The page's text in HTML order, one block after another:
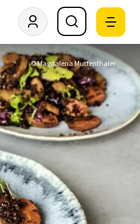
© Magdalena Muttenthaler